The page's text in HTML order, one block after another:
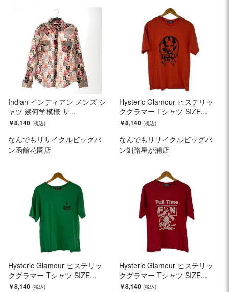
Indian インディアン メンズ シ
ャツ 幾何学模様 サ...
￥8,140
なんでもリサイクルビッグバ
ン函館花園店
Hysteric Glamour ヒステリッ
クグラマー Tシャツ SIZE...
￥8,140
なんでもリサイクルビッグバ
ン釧路星が浦店
Hysteric Glamour ヒステリッ
クグラマー Tシャツ SIZE...
￥8,140
Hysteric Glamour ヒステリッ
クグラマー Tシャツ SIZE...
￥8,140